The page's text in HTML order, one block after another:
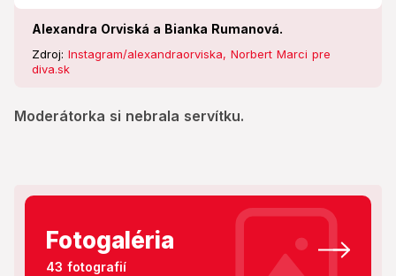
Alexandra Orviská a Bianka Rumanová.
Zdroj: Instagram/alexandraorviska, Norbert Marci pre
diva.sk
Moderátorka si nebrala servítku.
Fotogaléria
43 fotografií